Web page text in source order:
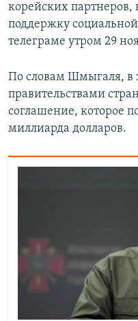
корейских партнеров,
поддержку
телеграме утром 29
По словам Шмыгаля, в
правительствами
соглашение, которое
миллиарда долларов.